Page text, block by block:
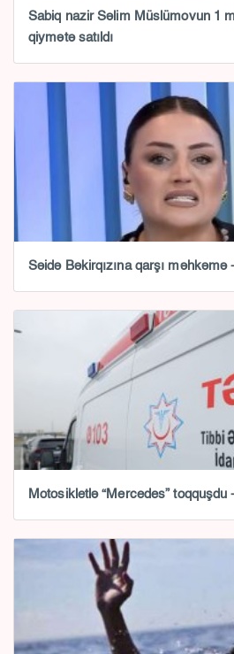
Sabiq nazir Səlim Müslümovun 1
qiymətə satıldı
Səidə Bəkirqızına qarşı məhkəmə
Motosikletlə “Mercedes” toqquşdu